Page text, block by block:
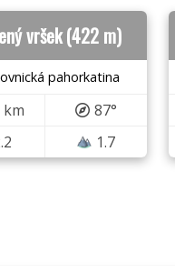
vršek (422 m)
pahorkatina
km
87°
1.7